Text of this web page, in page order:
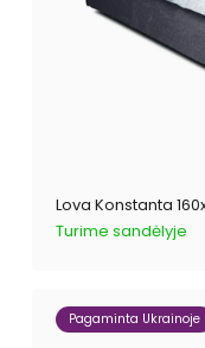
Lova Konstanta
Turime sandėlyje
Pagaminta Ukrainoje